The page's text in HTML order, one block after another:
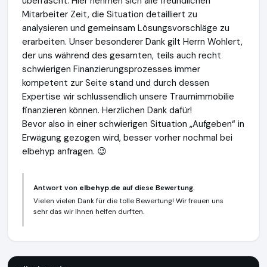
Mitarbeiter Zeit, die Situation detailliert zu
analysieren und gemeinsam Lösungsvorschläge zu
erarbeiten. Unser besonderer Dank gilt Herrn Wohlert,
der uns während des gesamten, teils auch recht
schwierigen Finanzierungsprozesses immer
kompetent zur Seite stand und durch dessen
Expertise wir schlussendlich unsere Traumimmobilie
finanzieren können. Herzlichen Dank dafür!
Bevor also in einer schwierigen Situation „Aufgeben“ in
Erwägung gezogen wird, besser vorher nochmal bei
elbehyp anfragen. 😉
Antwort von elbehyp.de auf diese Bewertung.
Vielen vielen Dank für die tolle Bewertung! Wir freuen uns
sehr das wir Ihnen helfen durften.